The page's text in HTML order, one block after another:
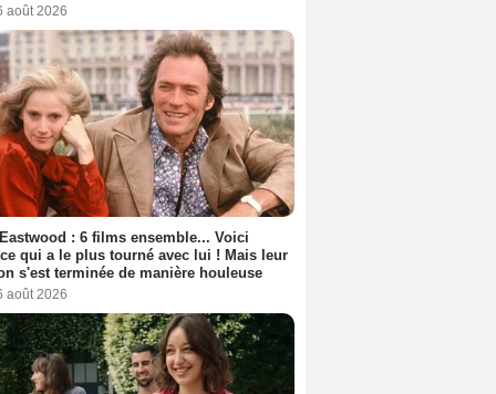
août 2026
: 6 films ensemble... Voici
qui a le plus tourné avec lui ! Mais leur
s'est terminée de manière houleuse
août 2026